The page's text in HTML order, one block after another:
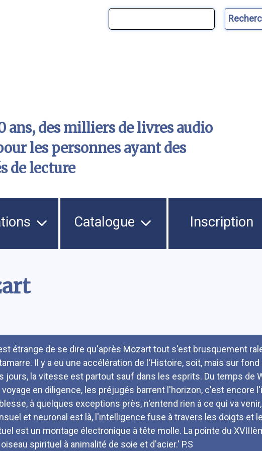
ans, des milliers de livres audio
les personnes ayant des
de lecture
Catalogue Inscription
étrange de se dire qu'après Mozart tout s'est brusquement
Il y a eu une accélération de l'Histoire, soit, mais sur fond
jours, la vitesse est partout sauf dans les esprits. Du temps de
voyage en diligence, les préjugés barrent l'horizon, c'est encore
à quelques exceptions près, n'entend rien à ce qui va
et neuronal est là, l'intelligence fuse à travers les doigts et
est un montage électronique à tête molle. La pointe du
spirituel à animalité de soie et d'acier.' P.S